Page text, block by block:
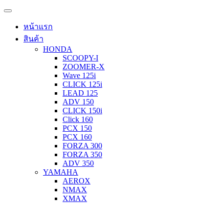
หน้าแรก
สินค้า
HONDA
SCOOPY-I
ZOOMER-X
Wave 125i
CLICK 125i
LEAD 125
ADV 150
CLICK 150i
Click 160
PCX 150
PCX 160
FORZA 300
FORZA 350
ADV 350
YAMAHA
AEROX
NMAX
XMAX